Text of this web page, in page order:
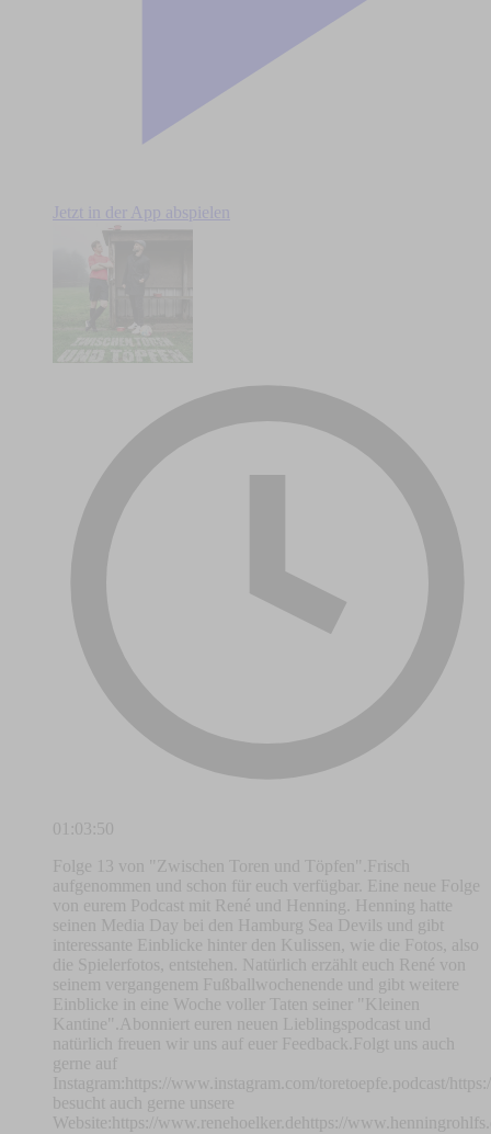
Jetzt in der App abspielen
01:03:50
Folge 13 von "Zwischen Toren und Töpfen".Frisch
aufgenommen und schon für euch verfügbar. Eine neue Folge
von eurem Podcast mit René und Henning. Henning hatte
seinen Media Day bei den Hamburg Sea Devils und gibt
interessante Einblicke hinter den Kulissen, wie die Fotos, also
die Spielerfotos, entstehen. Natürlich erzählt euch René von
seinem vergangenem Fußballwochenende und gibt weitere
Einblicke in eine Woche voller Taten seiner "Kleinen
Kantine".Abonniert euren neuen Lieblingspodcast und
natürlich freuen wir uns auf euer Feedback.Folgt uns auch
gerne auf
Instagram:https://www.instagram.com/toretoepfe.podcast/
besucht auch gerne unsere
Website:https://www.renehoelker.dehttps://